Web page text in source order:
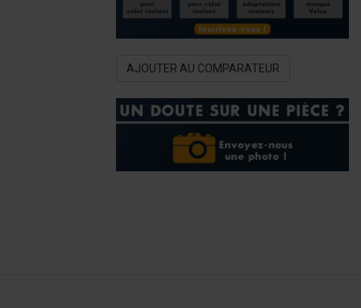
AJOUTER AU COMPARATEUR